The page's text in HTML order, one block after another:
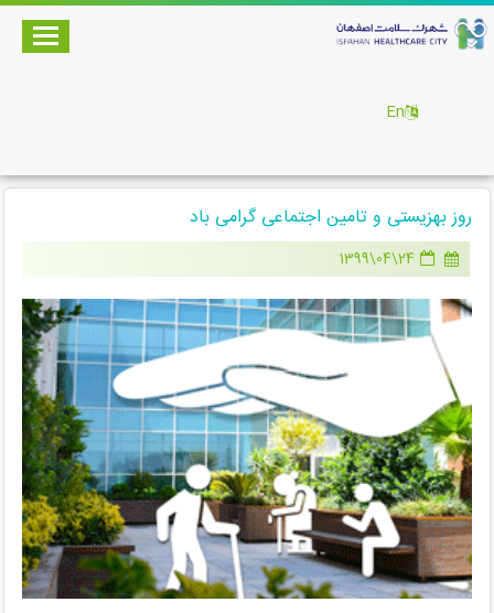
En
روز بهزیستی و تامین اجتماعی گرامی باد
24\04\1399